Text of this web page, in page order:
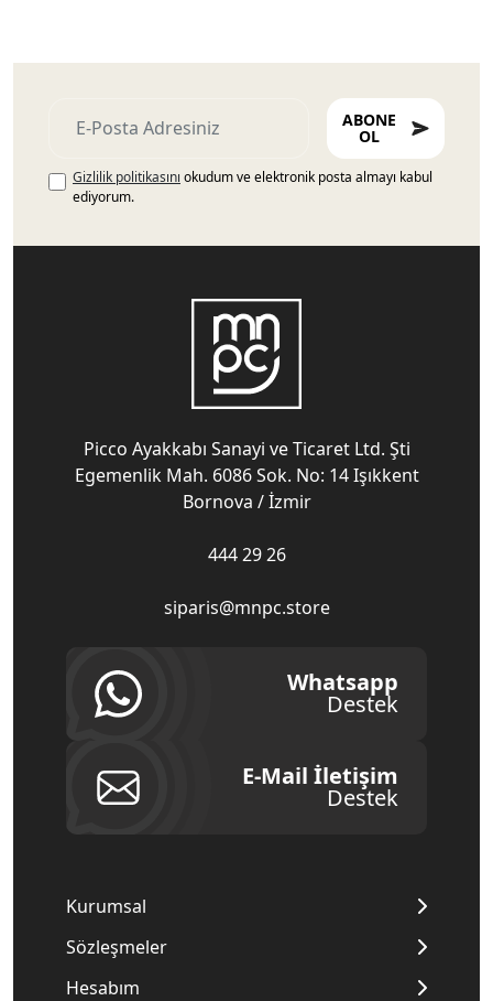
ABONE
OL
Gizlilik politikasını okudum ve elektronik posta almayı kabul
ediyorum.
Picco Ayakkabı Sanayi ve Ticaret Ltd. Şti
Egemenlik Mah. 6086 Sok. No: 14 Işıkkent
Bornova / İzmir
444 29 26
siparis@mnpc.store
Whatsapp
Destek
E-Mail İletişim
Destek
Kurumsal
Sözleşmeler
Hesabım